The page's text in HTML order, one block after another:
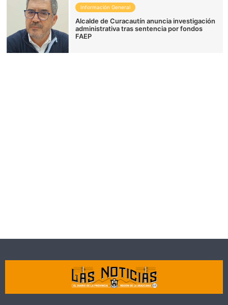
Información General
Alcalde de Curacautín anuncia investigación
administrativa tras sentencia por fondos
FAEP